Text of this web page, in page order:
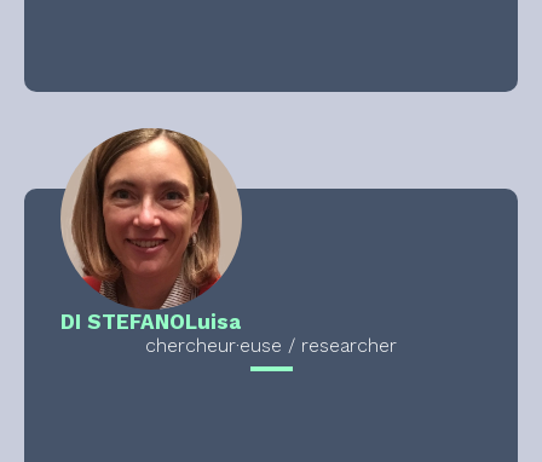
DI STEFANOLuisa
chercheur·euse / researcher